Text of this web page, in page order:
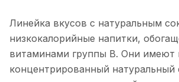
Линейка вкусов с натуральным
низкокалорийные напитки,
витаминами группы B. Они имеют
концентрированный натуральный